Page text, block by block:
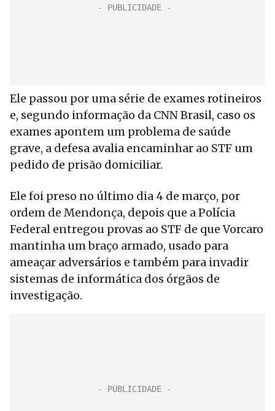
Ele passou por uma série de exames rotineiros
e, segundo informação da CNN Brasil, caso os
exames apontem um problema de saúde
grave, a defesa avalia encaminhar ao STF um
pedido de prisão domiciliar.
Ele foi preso no último dia 4 de março, por
ordem de Mendonça, depois que a Polícia
Federal entregou provas ao STF de que Vorcaro
mantinha um braço armado, usado para
ameaçar adversários e também para invadir
sistemas de informática dos órgãos de
investigação.